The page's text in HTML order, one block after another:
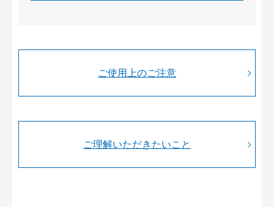
ご使用上のご注意
ご理解いただきたいこと